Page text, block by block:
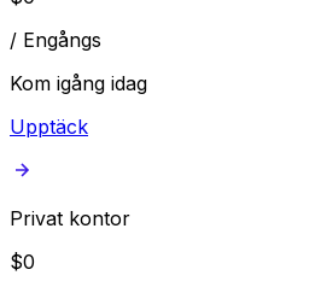
/ Engångs
Kom igång idag
Upptäck
Privat kontor
$0